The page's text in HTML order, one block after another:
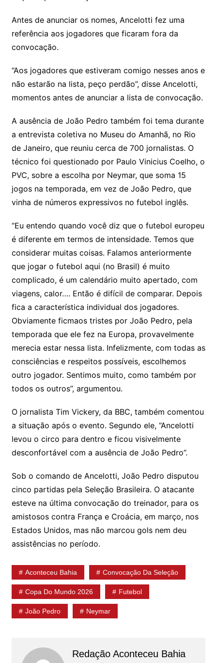
Antes de anunciar os nomes, Ancelotti fez uma
referência aos jogadores que ficaram fora da
convocação.
“Aos jogadores que estiveram comigo nesses anos e
não estarão na lista, peço perdão”, disse Ancelotti,
momentos antes de anunciar a lista de convocação.
A ausência de João Pedro também foi tema durante
a entrevista coletiva no Museu do Amanhã, no Rio
de Janeiro, que reuniu cerca de 700 jornalistas. O
técnico foi questionado por Paulo Vinicius Coelho, o
PVC, sobre a escolha por Neymar, que soma 15
jogos na temporada, em vez de João Pedro, que
vinha de números expressivos no futebol inglês.
“Eu entendo quando você diz que o futebol europeu
é diferente em termos de intensidade. Temos que
considerar muitas coisas. Falamos anteriormente
que jogar o futebol aqui (no Brasil) é muito
complicado, é um calendário muito apertado, com
viagens, calor…. Então é difícil de comparar. Depois
fica a característica individual dos jogadores.
Obviamente ficmaos tristes por João Pedro, pela
temporada que ele fez na Europa, provavelmente
merecia estar nessa lista. Infelizmente, com todas as
consciências e respeitos possíveis, escolhemos
outro jogador. Sentimos muito, como também por
todos os outros”, argumentou.
O jornalista Tim Vickery, da BBC, também comentou
a situação após o evento. Segundo ele, “Ancelotti
levou o circo para dentro e ficou visivelmente
desconfortável com a ausência de João Pedro”.
Sob o comando de Ancelotti, João Pedro disputou
cinco partidas pela Seleção Brasileira. O atacante
esteve na última convocação do treinador, para os
amistosos contra França e Croácia, em março, nos
Estados Unidos, mas não marcou gols nem deu
assistências no período.
Aconteceu Bahia Convocação Da Seleção
Copa Do Mundo 2026 Futebol
João Pedro Neymar
Redação Aconteceu Bahia